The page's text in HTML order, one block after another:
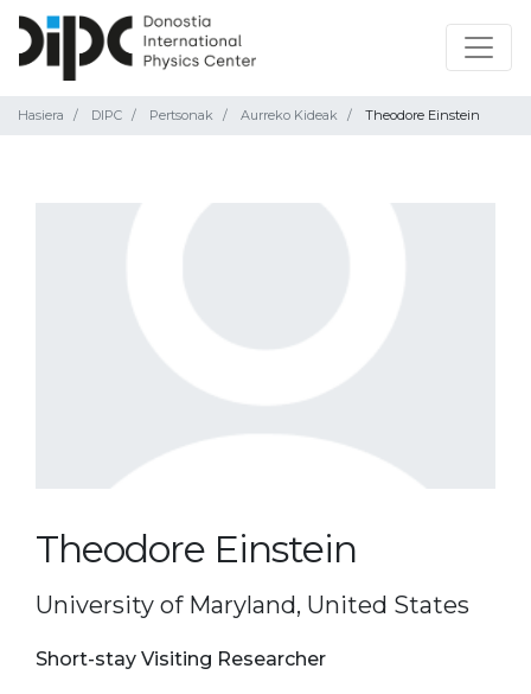
Hasiera DIPC Pertsonak Aurreko Kideak Theodore Einstein
Theodore Einstein
University of Maryland, United States
Short-stay Visiting Researcher